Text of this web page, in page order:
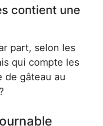
contient une
part, selon les
qui compte les
de gâteau au